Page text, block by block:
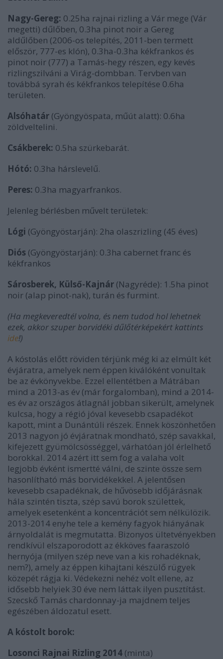
Nagy-Gereg: 0.25ha rajnai rizling a Vár mege (Vár
megetti) dűlőben, 0.3ha pinot noir a Gereg
aldűlőben (2006-os telepítés, 2011-ben termett
először, 777-es klón), 0.3ha-0.3ha kékfrankos és
pinot noir (777) a Tamás-hegy részen, egy kevés
rizlingszilváni a Virág-dombban. Tervben van
továbbá syrah és kékfrankos telepítése 0.6ha
területen.
Alsóhatár (Gyöngyöspata, műút alatt): 0.6ha
zöldveltelini.
Csákberek: 0.5ha szürkebarát.
Hótó: 0.3ha hárslevelű.
Peres: 0.3ha magyarfrankos.
Jelenleg bérlésben művelt területek:
Lógi (Gyöngyöstarján): 2ha olaszrizling (45 éves)
Diós (Gyöngyöstarján): 0.3ha cabernet franc és
kékfrankos
Sárosberek, Külső-Kajnár (Nagyréde): 1.5ha pinot
noir (alap pinot-nak), turán és furmint.
(Ha megkeveredtél volna, és nem tudod hol lehetnek
ezek, akkor szuper borvidéki dűlőtérképekért kattints
ide!)
A kóstolás előtt röviden térjünk még ki az elmúlt két
évjáratra, amelyek nem éppen kiválóként vonultak
be az évkönyvekbe. Ezzel ellentétben a Mátrában
mind a 2013-as év (már forgalomban), mind a 2014-
es év az országos átlagnál jobban sikerült, amelynek
kulcsa, hogy a régió jóval kevesebb csapadékot
kapott, mint a Dunántúli részek. Ennek köszönhetően
2013 nagyon jó évjáratnak mondható, szép savakkal,
kifejezett gyümölcsösséggel, várhatóan jól érlelhető
borokkal. 2014 azért itt sem fog a valaha volt
legjobb évként ismertté válni, de szinte össze sem
hasonlítható más borvidékekkel. A jelentősen
kevesebb csapadéknak, de hűvösebb időjárásnak
hála szintén tiszta, szép savú borok születtek,
amelyek esetenként a koncentrációt sem nélkülözik.
2013-2014 enyhe tele a kemény fagyok hiányának
árnyoldalát is megmutatta. Bizonyos ültetvényekben
rendkívül elszaporodott az ékköves faaraszoló
hernyója (milyen szép neve van a kis rohadéknak,
nem?), amely az éppen kihajtani készülő rügyek
közepét rágja ki. Védekezni nehéz volt ellene, az
idősebb helyiek 30 éve nem láttak ilyen pusztítást.
Szecskő Tamás chardonnay-ja majdnem teljes
egészében áldozatul esett.
A kóstolt borok:
Losonci Rajnai Rizling 2014 (minta)